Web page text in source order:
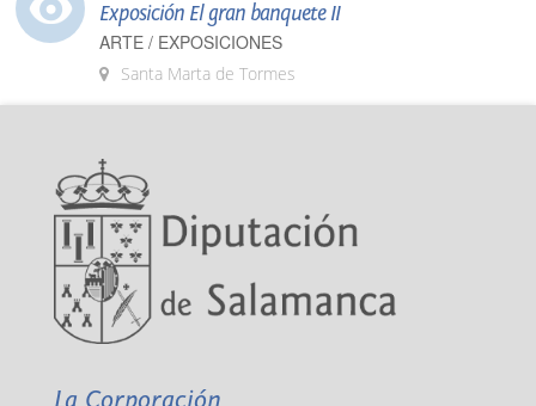
Exposición El gran banquete II
ARTE / EXPOSICIONES
Santa Marta de Tormes